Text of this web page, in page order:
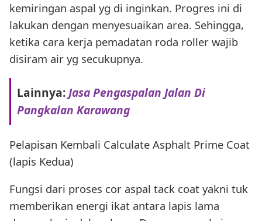
kemiringan aspal yg di inginkan. Progres ini di
lakukan dengan menyesuaikan area. Sehingga,
ketika cara kerja pemadatan roda roller wajib
disiram air yg secukupnya.
Lainnya:Jasa Pengaspalan Jalan Di
Pangkalan Karawang
Pelapisan Kembali Calculate Asphalt Prime Coat
(lapis Kedua)
Fungsi dari proses cor aspal tack coat yakni tuk
memberikan energi ikat antara lapis lama